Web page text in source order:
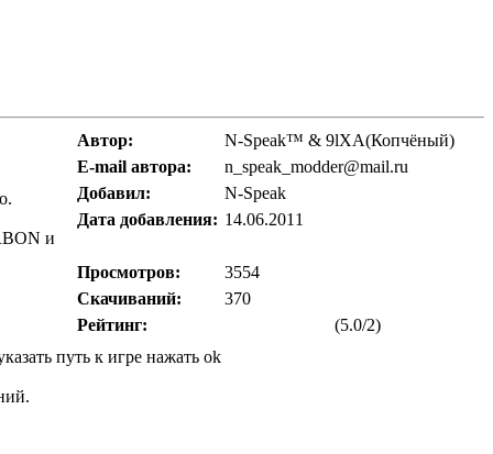
Автор:
N-Speak™ & 9lXA(Копчёный)
E-mail автора:
n_speak_modder@mail.ru
Добавил:
N-Speak
Дата добавления: 14.06.2011
Просмотров:
3554
Скачиваний:
370
Рейтинг:
(5.0/2)
и
путь к игре нажать ok